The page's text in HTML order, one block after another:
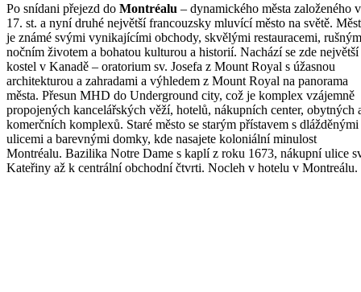
Po snídani přejezd do Montréalu – dynamického města založeného v
17. st. a nyní druhé největší francouzsky mluvící město na světě.
je známé svými vynikajícími obchody, skvělými restauracemi, rušným
nočním životem a bohatou kulturou a historií. Nachází se zde největší
kostel v Kanadě – oratorium sv. Josefa z Mount Royal s úžasnou
architekturou a zahradami a výhledem z Mount Royal na panorama
města. Přesun MHD do Underground city, což je komplex vzájemně
propojených kancelářských věží, hotelů, nákupních center, obytných
komerčních komplexů. Staré město se starým přístavem s dlážděnými
ulicemi a barevnými domky, kde nasajete koloniální minulost
Montréalu. Bazilika Notre Dame s kaplí z roku 1673, nákupní ulice
Kateřiny až k centrální obchodní čtvrti. Nocleh v hotelu v Montreálu.